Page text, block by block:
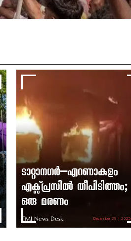
ടാറ്റാനഗർ–എറണാകുളം
എക്സ്പ്രസിൽ തീപിടിത്തം;
ഒരു മരണം
TMJ News Desk December 29 | 2025